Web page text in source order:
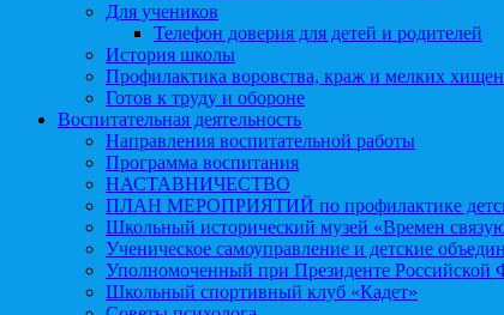
Для учеников
Телефон доверия для детей и родителей
История школы
Профилактика воровства, краж и мелких
Готов к труду и обороне
Воспитательная деятельность
Направления воспитательной работы
Программа воспитания
НАСТАВНИЧЕСТВО
ПЛАН МЕРОПРИЯТИЙ по профилактике
Школьный исторический музей «Времен
Ученическое самоуправление и детские
Уполномоченный при Президенте Российской
Школьный спортивный клуб «Кадет»